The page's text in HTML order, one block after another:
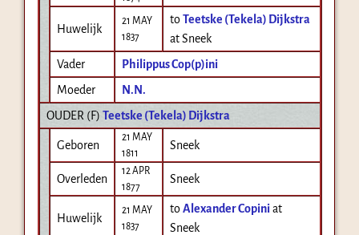
Huwelijk
21 MAY
1837
toTeetske (Tekela) Dijkstra
at Sneek
Vader
Philippus Cop(p)ini
Moeder
N.N.
OUDER (F) Teetske (Tekela) Dijkstra
Geboren
21 MAY
1811
Sneek
Overleden
12 APR
1877
Sneek
Huwelijk
21 MAY
1837
toAlexander Copini at
Sneek